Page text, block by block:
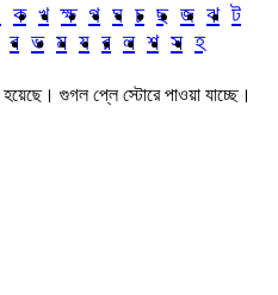
ক খ ক্ষ গ ঘ চ ছ জ ঝ ট
ব ভ ম য র ল শ স হ
গুগল প্লে স্টোরে পাওয়া যাচ্ছে।